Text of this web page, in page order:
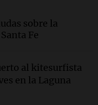
acueducto
el
Luis
enfrentan
hasta 700.000
sobre la
Fe
al kitesurfista
en la Laguna